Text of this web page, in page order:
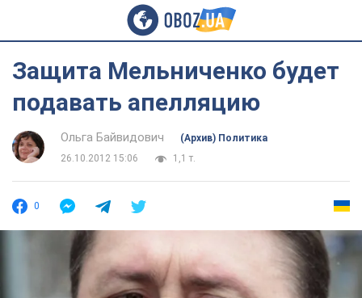
Защита Мельниченко будет
подавать апелляцию
Ольга Байвидович
(Архив) Политика
26.10.2012 15:06
1,1 т.
0